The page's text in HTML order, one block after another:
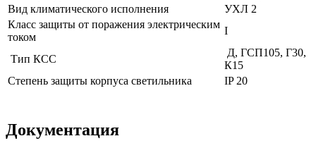
Вид климатического исполнения
УХЛ 2
Класс защиты от поражения электрическим
током
I
Тип КСС
Д, ГСП105, Г30,
К15
Степень защиты корпуса светильника
IP 20
Документация